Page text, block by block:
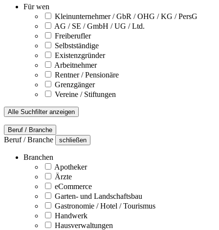
Für wen
Kleinunternehmer / GbR / OHG / KG / PersG
AG / SE / GmbH / UG / Ltd.
Freiberufler
Selbstständige
Existenzgründer
Arbeitnehmer
Rentner / Pensionäre
Grenzgänger
Vereine / Stiftungen
Alle Suchfilter anzeigen
Beruf / Branche
Beruf / Branche schließen
Branchen
Apotheker
Ärzte
eCommerce
Garten- und Landschaftsbau
Gastronomie / Hotel / Tourismus
Handwerk
Hausverwaltungen